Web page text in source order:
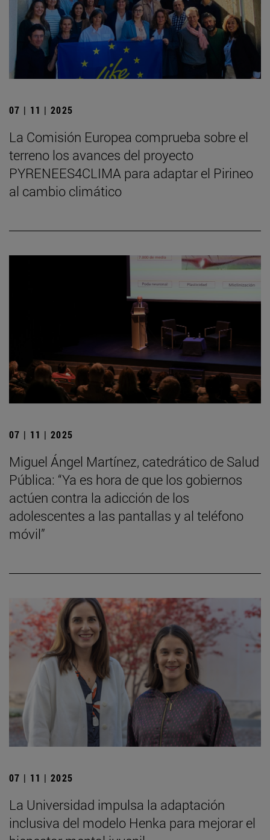
07 | 11 | 2025
La Comisión Europea comprueba sobre el
terreno los avances del proyecto
PYRENEES4CLIMA para adaptar el Pirineo
al cambio climático
07 | 11 | 2025
Miguel Ángel Martínez, catedrático de Salud
Pública: “Ya es hora de que los gobiernos
actúen contra la adicción de los
adolescentes a las pantallas y al teléfono
móvil”
07 | 11 | 2025
La Universidad impulsa la adaptación
inclusiva del modelo Henka para mejorar el